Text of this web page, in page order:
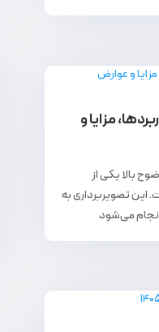
مزایا و
بالا یکی از
تصویربرداری به
می‌شود